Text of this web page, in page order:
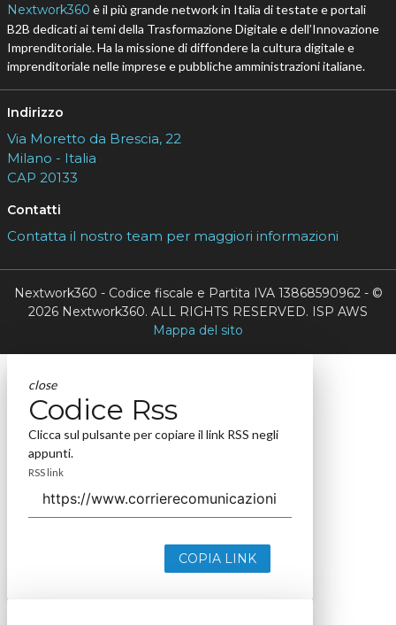
Nextwork360 è il più grande network in Italia di testate e portali
B2B dedicati ai temi della Trasformazione Digitale e dell’Innovazione
Imprenditoriale. Ha la missione di diffondere la cultura digitale e
imprenditoriale nelle imprese e pubbliche amministrazioni italiane.
Indirizzo
Via Moretto da Brescia, 22
Milano - Italia
CAP 20133
Contatti
Contatta il nostro team per maggiori informazioni
Nextwork360 - Codice fiscale e Partita IVA 13868590962 - ©
2026 Nextwork360. ALL RIGHTS RESERVED. ISP AWS
Mappa del sito
close
Codice Rss
Clicca sul pulsante per copiare il link RSS negli
appunti.
RSS link
COPIA LINK